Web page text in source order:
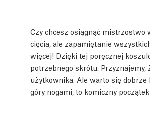
Czy chcesz osiągnąć mistrzostwo
cięcia, ale zapamiętanie
więcej! Dzięki tej poręcznej
potrzebnego skrótu.
użytkownika. Ale warto się
góry nogami, to komiczny